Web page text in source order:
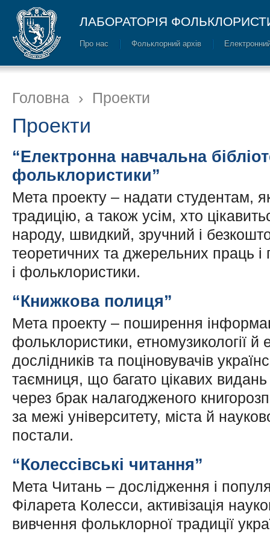
ЛАБОРАТОРІЯ
Про нас Фольклорний архів
Головна › Проекти
Проекти
“Електронна навчальна
фольклористики”
Мета проекту – надати студентам,
традицію, а також усім, хто
народу, швидкий, зручний і
теоретичних та джерельних праць і
і фольклористики.
“Книжкова полиця”
Мета проекту – поширення
фольклористики, етномузикології й
дослідників та поціновувачів
таємниця, що багато цікавих
через брак налагодженого
за межі університету, міста й
постали.
“Колессівські читання”
Мета Читань – дослідження і
Філарета Колесси, активізація
вивчення фольклорної традиції